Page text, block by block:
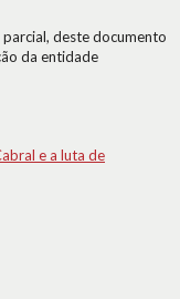
deste documento
da entidade
e a luta de